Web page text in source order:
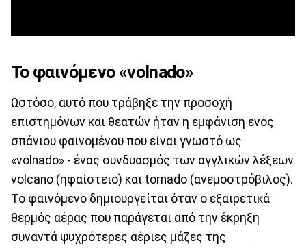
Το φαινόμενο «volnado»
Ωστόσο, αυτό που τράβηξε την προσοχή
επιστημόνων και θεατών ήταν η εμφάνιση ενός
σπάνιου φαινομένου που είναι γνωστό ως
«volnado» - ένας συνδυασμός των αγγλικών λέξεων
volcano (ηφαίστειο) και tornado (ανεμοστρόβιλος).
Το φαινόμενο δημιουργείται όταν ο εξαιρετικά
θερμός αέρας που παράγεται από την έκρηξη
συναντά ψυχρότερες αέριες μάζες της